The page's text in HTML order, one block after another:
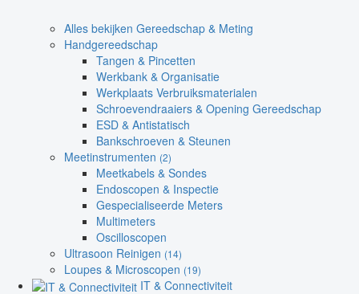
Alles bekijken Gereedschap & Meting
Handgereedschap
Tangen & Pincetten
Werkbank & Organisatie
Werkplaats Verbruiksmaterialen
Schroevendraaiers & Opening Gereedschap
ESD & Antistatisch
Bankschroeven & Steunen
Meetinstrumenten (2)
Meetkabels & Sondes
Endoscopen & Inspectie
Gespecialiseerde Meters
Multimeters
Oscilloscopen
Ultrasoon Reinigen (14)
Loupes & Microscopen (19)
IT & Connectiviteit